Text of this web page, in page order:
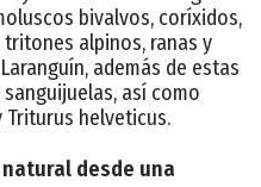
bivalvos, coríxidos,
alpinos, ranas y
además de estas
así como
helveticus.
desde una